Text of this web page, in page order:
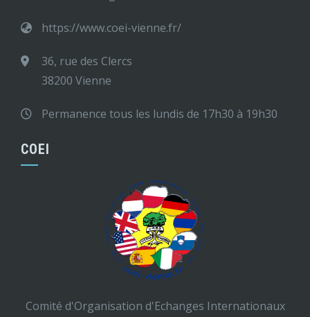
https://www.coei-vienne.fr/
36, rue des Clercs
38200 Vienne
Permanence tous les lundis de 17h30 à 19h30
COEI
Comité d'Organisation d'Echanges Internationaux